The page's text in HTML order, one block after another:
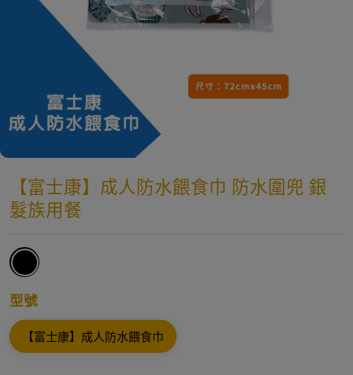
【富士康】成人防水餵食巾 防水圍兜 銀
髮族用餐
型號
【富士康】成人防水餵食巾